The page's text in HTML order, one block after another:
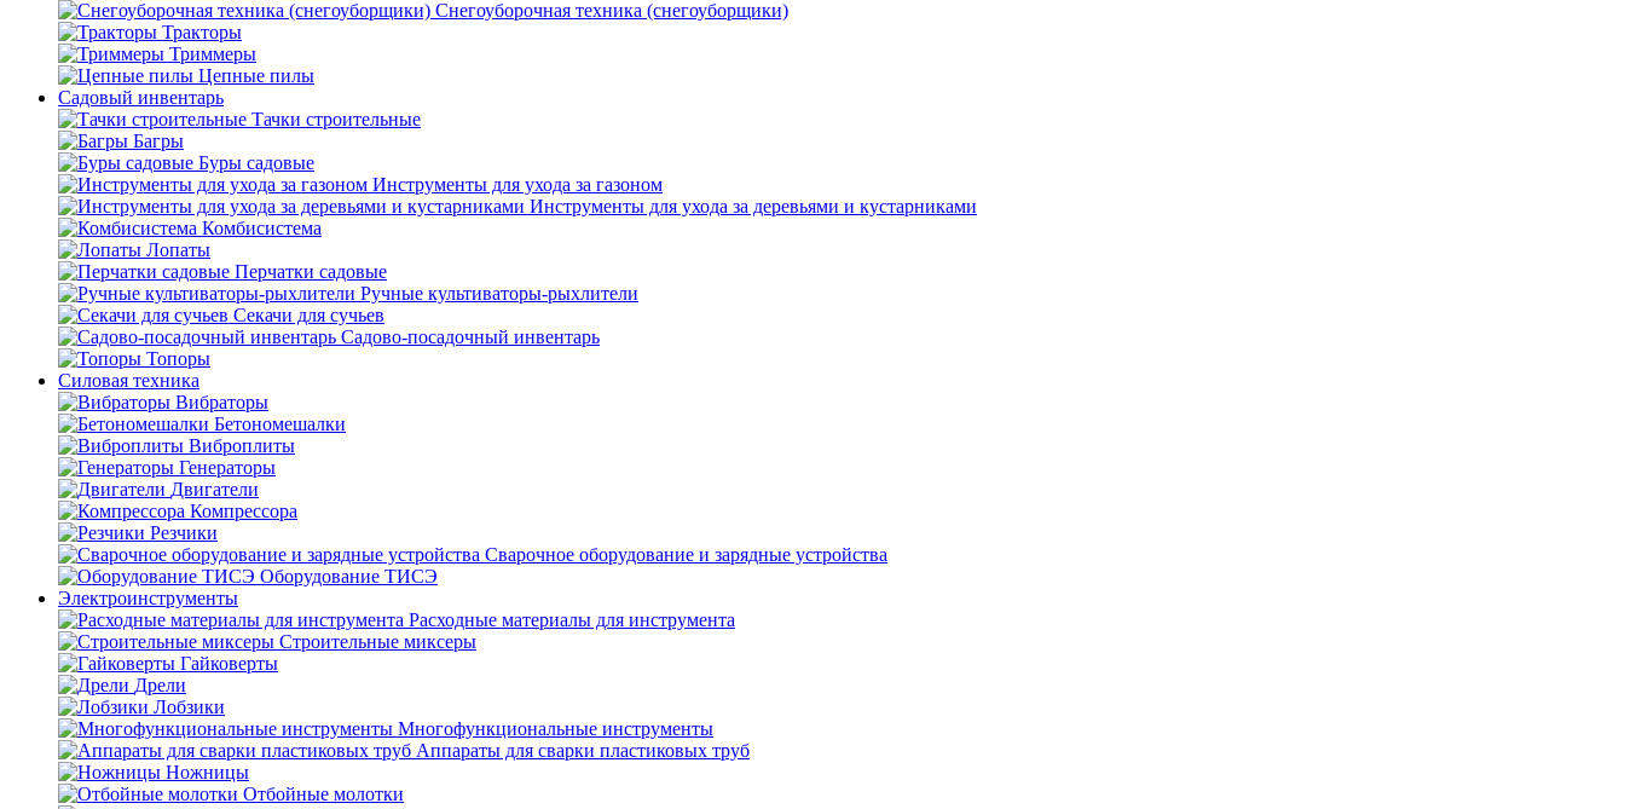
Снегоуборочная техника (снегоуборщики)
Тракторы
Триммеры
Цепные пилы
Садовый инвентарь
Тачки строительные
Багры
Буры садовые
Инструменты для ухода за газоном
Инструменты для ухода за деревьями и кустарниками
Комбисистема
Лопаты
Перчатки садовые
Ручные культиваторы-рыхлители
Секачи для сучьев
Садово-посадочный инвентарь
Топоры
Силовая техника
Вибраторы
Бетономешалки
Виброплиты
Генераторы
Двигатели
Компрессора
Резчики
Сварочное оборудование и зарядные устройства
Оборудование ТИСЭ
Электроинструменты
Расходные материалы для инструмента
Строительные миксеры
Гайковерты
Дрели
Лобзики
Многофункциональные инструменты
Аппараты для сварки пластиковых труб
Ножницы
Отбойные молотки